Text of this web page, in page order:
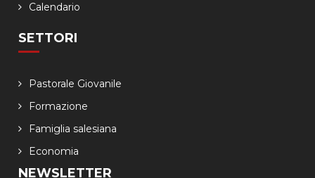
Calendario
SETTORI
Pastorale Giovanile
Formazione
Famiglia salesiana
Economia
NEWSLETTER